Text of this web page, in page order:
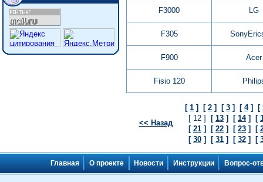
F3000 LG
F305
F900 Acer
Fisio 120
<< Назад
[ 1 ] [ 2 ] [ 3 ] [ 4] [
[ 12 ]
[ 13 ] [ 14] [
[ 21 ] [ 22 ] [ 23 ] [
[ 30 ] [ 31 ] [ 32 ] [
Главная О проекте Новости Инструкции Вопрос-